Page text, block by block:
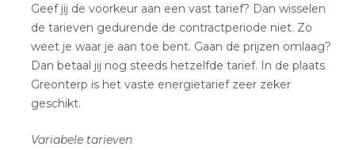
Geef jij de voorkeur aan een vast tarief? Dan wisselen
de tarieven gedurende de contractperiode niet. Zo
weet je waar je aan toe bent. Gaan de prijzen omlaag?
Dan betaal jij nog steeds hetzelfde tarief. In de plaats
Greonterp is het vaste energietarief zeer zeker
geschikt.
Variabele tarieven